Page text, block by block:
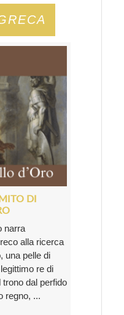
DI
narra
alla ricerca
una pelle di
re di
dal perfido
regno, ...